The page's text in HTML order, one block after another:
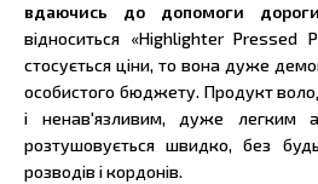
вдаючись до допомоги
відноситься «Highlighter Pressed
стосується ціни, то вона дуже
особистого бюджету. Продукт
і ненав'язливим, дуже легким
розтушовується швидко, без
розводів і кордонів.